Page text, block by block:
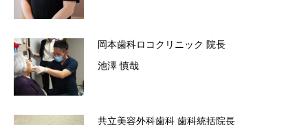
岡本歯科ロコクリニック 院長
池澤 慎哉
共立美容外科歯科歯科統括院長